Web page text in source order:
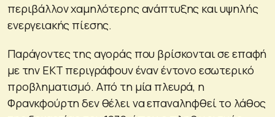
περιβάλλον χαμηλότερης ανάπτυξης και υψηλής
ενεργειακής πίεσης.
Παράγοντες της αγοράς που βρίσκονται σε επαφή
με την ΕΚΤ περιγράφουν έναν έντονο εσωτερικό
προβληματισμό. Από τη μία πλευρά, η
Φρανκφούρτη δεν θέλει να επαναληφθεί το λάθος